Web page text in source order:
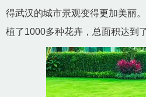
得武汉的城市景观变得更加美丽
植了1000多种花卉，总面积达到